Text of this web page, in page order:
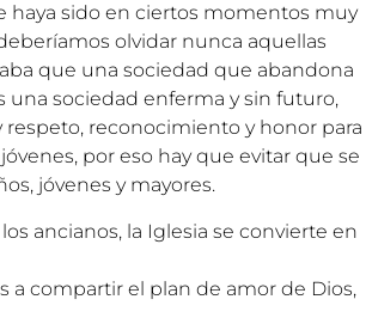
haya sido en ciertos momentos muy
olvidar nunca aquellas
que una sociedad que abandona
una sociedad enferma y sin futuro,
reconocimiento y honor para
por eso hay que evitar que se
jóvenes y mayores.
ancianos, la Iglesia se convierte en
a compartir el plan de amor de Dios,